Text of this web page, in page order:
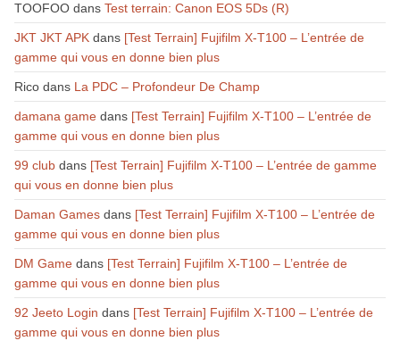
TOOFOOdans Test terrain: Canon EOS 5Ds (R)
JKT JKT APKdans [Test Terrain] Fujifilm X-T100 – L’entrée de
gamme qui vous en donne bien plus
Ricodans La PDC – Profondeur De Champ
damana gamedans [Test Terrain] Fujifilm X-T100 – L’entrée de
gamme qui vous en donne bien plus
99 clubdans [Test Terrain] Fujifilm X-T100 – L’entrée de gamme
qui vous en donne bien plus
Daman Gamesdans [Test Terrain] Fujifilm X-T100 – L’entrée de
gamme qui vous en donne bien plus
DM Gamedans [Test Terrain] Fujifilm X-T100 – L’entrée de
gamme qui vous en donne bien plus
92 Jeeto Login dans [Test Terrain] Fujifilm X-T100 – L’entrée de
gamme qui vous en donne bien plus